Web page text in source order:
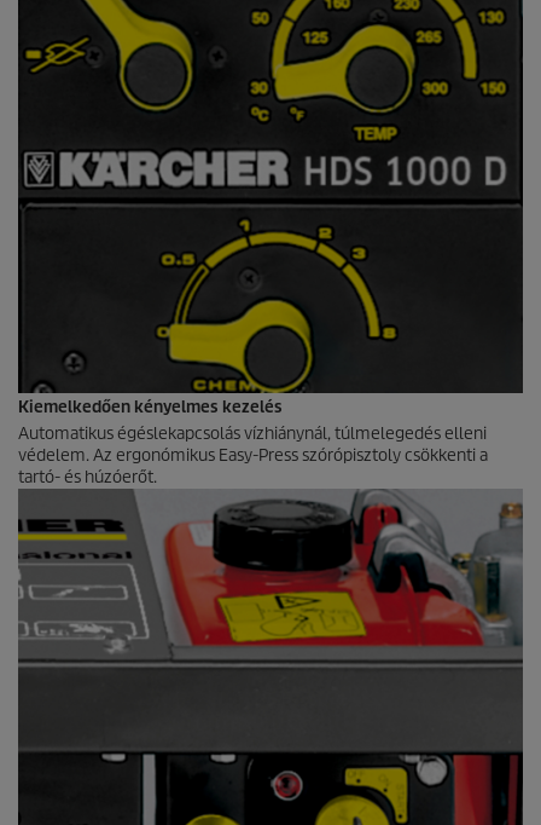
Kiemelkedően kényelmes kezelés
Automatikus égéslekapcsolás vízhiánynál, túlmelegedés elleni
védelem. Az ergonómikus Easy-Press szórópisztoly csökkenti a
tartó- és húzóerőt.